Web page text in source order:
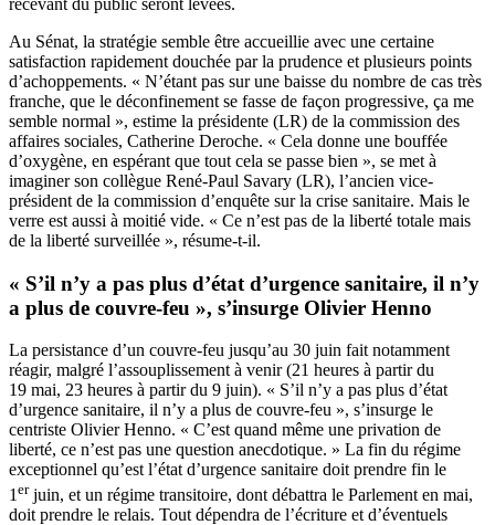
Au Sénat, la stratégie semble être accueillie avec une certaine
satisfaction rapidement douchée par la prudence et plusieurs points
d’achoppements. « N’étant pas sur une baisse du nombre de cas très
franche, que le déconfinement se fasse de façon progressive, ça me
semble normal », estime la présidente (LR) de la commission des
affaires sociales, Catherine Deroche. « Cela donne une bouffée
d’oxygène, en espérant que tout cela se passe bien », se met à
imaginer son collègue René-Paul Savary (LR), l’ancien vice-
président de la commission d’enquête sur la crise sanitaire. Mais le
verre est aussi à moitié vide. « Ce n’est pas de la liberté totale mais
de la liberté surveillée », résume-t-il.
« S’il n’y a pas plus d’état d’urgence sanitaire, il n’y
a plus de couvre-feu », s’insurge Olivier Henno
La persistance d’un couvre-feu jusqu’au 30 juin fait notamment
réagir, malgré l’assouplissement à venir (21 heures à partir du
19 mai, 23 heures à partir du 9 juin). « S’il n’y a pas plus d’état
d’urgence sanitaire, il n’y a plus de couvre-feu », s’insurge le
centriste Olivier Henno. « C’est quand même une privation de
liberté, ce n’est pas une question anecdotique. » La fin du régime
exceptionnel qu’est l’état d’urgence sanitaire doit prendre fin le
1 erjuin, et un régime transitoire, dont débattra le Parlement en mai,
doit prendre le relais. Tout dépendra de l’écriture et d’éventuels